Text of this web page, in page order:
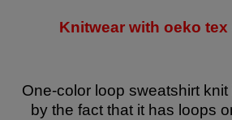
Knitwear with oeko
One-color loop sweatshirt
by the fact that it has loops